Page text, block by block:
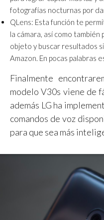
fotografías nocturnas por
QLens: Esta función te
la cámara, así como
objeto y buscar resultados
Amazon. En pocas palabras
Finalmente
modelo V30s viene de
además LG ha
comandos de voz
para que sea más